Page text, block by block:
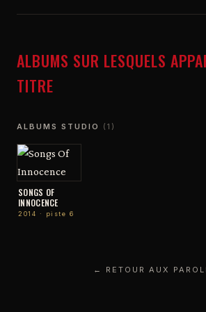
ALBUMS SUR LESQUELS
TITRE
ALBUMS STUDIO (1)
SONGS OF
INNOCENCE
2014 · piste 6
← RETOUR AUX